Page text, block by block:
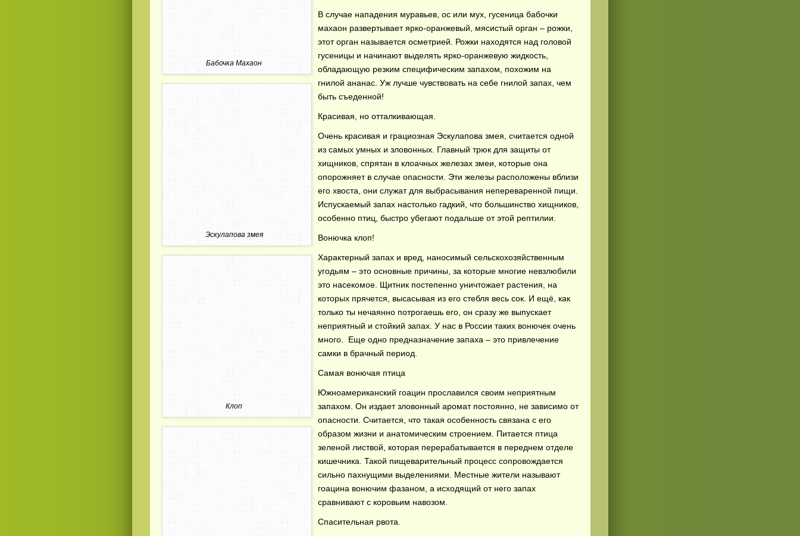
Бабочка Махаон
Эскулапова змея
Клоп
В случае нападения муравьев, ос или мух, гусеница бабочки
махаон развертывает ярко-оранжевый, мясистый орган – рожки,
этот орган называется осметрией. Рожки находятся над головой
гусеницы и начинают выделять ярко-оранжевую жидкость,
обладающую резким специфическим запахом, похожим на
гнилой ананас. Уж лучше чувствовать на себе гнилой запах, чем
быть съеденной!
Красивая, но отталкивающая.
Очень красивая и грациозная Эскулапова змея, считается одной
из самых умных и зловонных. Главный трюк для защиты от
хищников, спрятан в клоачных железах змеи, которые она
опорожняет в случае опасности. Эти железы расположены вблизи
его хвоста, они служат для выбрасывания непереваренной пищи.
Испускаемый запах настолько гадкий, что большинство хищников,
особенно птиц, быстро убегают подальше от этой рептилии.
Вонючка клоп!
Характерный запах и вред, наносимый сельскохозяйственным
угодьям – это основные причины, за которые многие невзлюбили
это насекомое. Щитник постепенно уничтожает растения, на
которых прячется, высасывая из его стебля весь сок. И ещё, как
только ты нечаянно потрогаешь его, он сразу же выпускает
неприятный и стойкий запах. У нас в России таких вонючек очень
много. Еще одно предназначение запаха – это привлечение
самки в брачный период.
Самая вонючая птица
Южноамериканский гоацин прославился своим неприятным
запахом. Он издает зловонный аромат постоянно, не зависимо от
опасности. Считается, что такая особенность связана с его
образом жизни и анатомическим строением. Питается птица
зеленой листвой, которая перерабатывается в переднем отделе
кишечника. Такой пищеварительный процесс сопровождается
сильно пахнущими выделениями. Местные жители называют
гоацина вонючим фазаном, а исходящий от него запах
сравнивают с коровьим навозом.
Спасительная рвота.